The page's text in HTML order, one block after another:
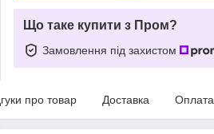
Що таке купити з Пром?
Замовлення під захистом
про товар Доставка Оплата